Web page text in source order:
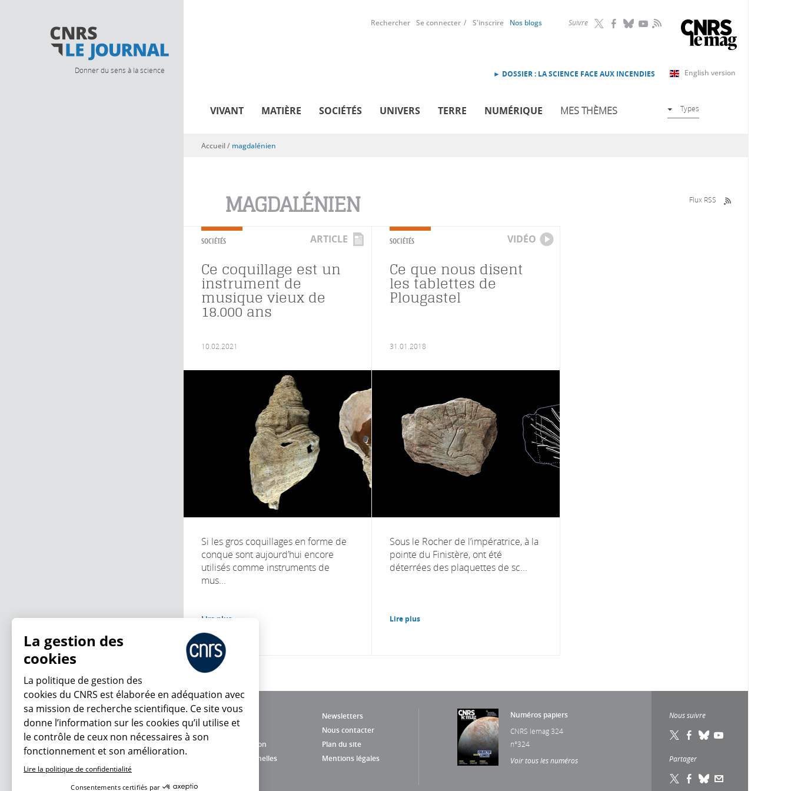
Donner du sens à la science
Suivre RSS
Rechercher Se connecter S'inscrire Nos blogs
English version
► DOSSIER : LA SCIENCE FACE AUX INCENDIES
VIVANT MATIÈRE SOCIÉTÉS UNIVERS TERRE NUMÉRIQUE MES THÈMES Types
Vous êtes ici
Accueil/ magdalénien
MAGDALÉNIEN Flux RSS
SOCIÉTÉS ARTICLE
Ce coquillage est un
instrument de
musique vieux de
18.000 ans
10.02.2021
Si les gros coquillages en forme de
conque sont aujourd’hui encore
utilisés comme instruments de
mus...
Lire plus
SOCIÉTÉS VIDÉO
Ce que nous disent
les tablettes de
Plougastel
31.01.2018
Sous le Rocher de l’impératrice, à la
pointe du Finistère, ont été
déterrées des plaquettes de sc...
Lire plus
Newsletters
Nous contacter
Charte d'utilisation
Plan du site
Données personnelles
Mentions légales
Numéros papiers
CNRS lemag 324
n°324
Voir tous les numéros
Nous suivre
Partager
En ce moment
La gestion des
cookies
La politique de gestion des
cookies du CNRS est élaborée en adéquation avec
sa mission de recherche scientifique. Ce site vous
donne l’information sur les cookies qu’il utilise et
le contrôle de ceux non nécessaires à son
fonctionnement et son amélioration.
Lire la politique de confidentialité
Consentements certifiés par